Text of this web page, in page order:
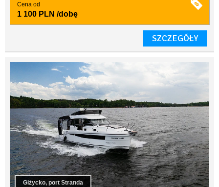
Cena od
1 100 PLN /dobę
SZCZEGÓŁY
Giżycko, port Stranda